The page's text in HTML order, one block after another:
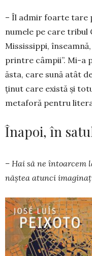
– Îl admir foarte tare
numele pe care tribul
Mississippi,
printre câm­pii”. Mi-a
ăsta, care sună atât
ținut care există și
metaforă pentru
Înapoi, în
– Hai să ne întoarcem
năștea atunci